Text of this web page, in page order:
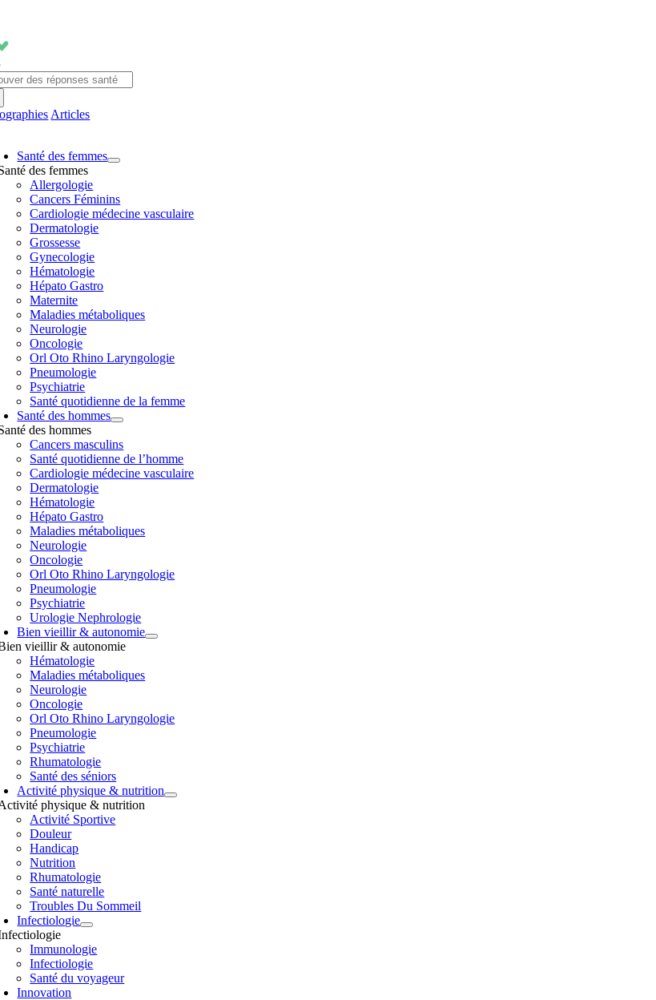
contenu
Articles
Santé des femmes
des femmes
Allergologie
Cancers Féminins
Cardiologie médecine vasculaire
Dermatologie
Grossesse
Gynecologie
Hématologie
Hépato Gastro
Maternite
Maladies métaboliques
Neurologie
Oncologie
Orl Oto Rhino Laryngologie
Pneumologie
Psychiatrie
Santé quotidienne de la femme
Santé des hommes
des hommes
Cancers masculins
Santé quotidienne de l’homme
Cardiologie médecine vasculaire
Dermatologie
Hématologie
Hépato Gastro
Maladies métaboliques
Neurologie
Oncologie
Orl Oto Rhino Laryngologie
Pneumologie
Psychiatrie
Urologie Nephrologie
Bien vieillir & autonomie
vieillir & autonomie
Hématologie
Maladies métaboliques
Neurologie
Oncologie
Orl Oto Rhino Laryngologie
Pneumologie
Psychiatrie
Rhumatologie
Santé des séniors
Activité physique & nutrition
physique & nutrition
Activité Sportive
Douleur
Handicap
Nutrition
Rhumatologie
Santé naturelle
Troubles Du Sommeil
Infectiologie
Immunologie
Infectiologie
Santé du voyageur
Innovation